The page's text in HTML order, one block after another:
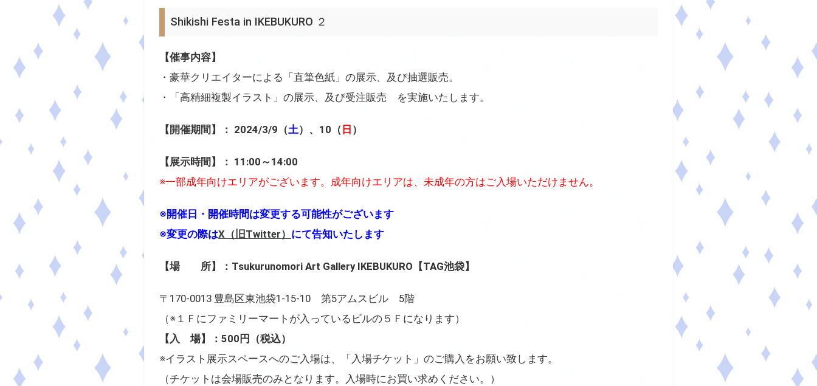
Shikishi Festa in IKEBUKURO ２
【催事内容】
・豪華クリエイターによる「直筆色紙」の展示、及び抽選販売。
・「高精細複製イラスト」の展示、及び受注販売 を実施いたします。
【開催期間】： 2024/3/9（土）、10（ 日 ）
【展示時間】： 11:00～14:00
※一部成年向けエリアがございます。成年向けエリアは、未成年の方はご入場いただけません。
※開催日・開催時間は変更する可能性がございます
※変更の際はX（旧Twitter） にて告知いたします
【場 所】：Tsukurunomori Art Gallery IKEBUKURO【TAG池袋】
〒170-0013 豊島区東池袋1-15-10 第5アムスビル 5階
（※１Ｆにファミリーマートが入っているビルの５Ｆになります）
【入 場】：500円（税込）
※イラスト展示スペースへのご入場は、「入場チケット」のご購入をお願い致します。
（チケットは会場販売のみとなります。入場時にお買い求めください。）